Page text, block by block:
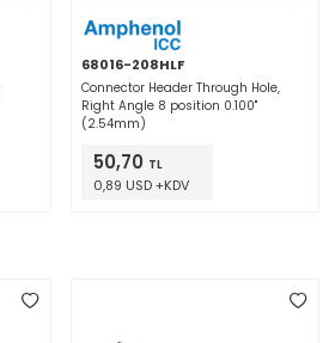
68016-208HLF
Connector Header Through Hole,
Right Angle 8 position 0.100"
(2.54mm)
50,70 TL
0,89 USD +KDV